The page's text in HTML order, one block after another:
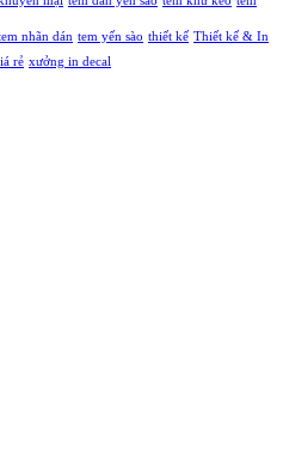
nhãn dán tem yến sào thiết kế Thiết kế & In
rẻ xưởng in decal